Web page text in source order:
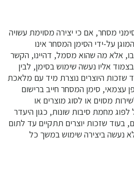
מסחר, אם כי יצירה מסוימת עשויה
על-ידי הסימן המסחר אינו
אלא מה שהוא מסמל, דהיינו, הקשר
אליו נעשה שימוש בסימן, לבין
שזכות היוצרים נוצרת מיד עם מלאכת
עצמאי, סימן המסחר חייב ברישום
מסוים או לסוג מוצרים או
מחמת סיבות שונות, כגון היעדר
בעוד שזכות יוצרים תתקיים עד לתום
נעשה ביצירה שימוש במשך כל